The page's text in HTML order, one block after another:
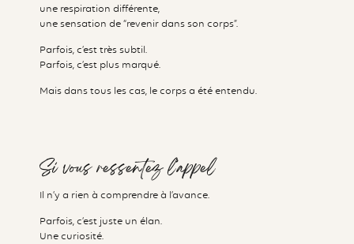
une respiration différente,
une sensation de “revenir dans son corps”.
Parfois, c’est très subtil.
Parfois, c’est plus marqué.
Mais dans tous les cas, le corps a été entendu.
Si vous ressentez l’appel
Il n’y a rien à comprendre à l’avance.
Parfois, c’est juste un élan.
Une curiosité.